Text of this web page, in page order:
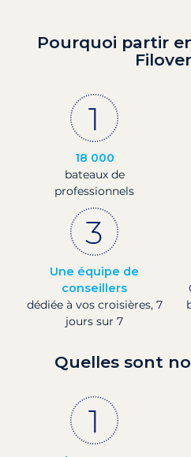
Pourquoi partir
18 000
bateaux de
professionnels
Une équipe de
conseillers
dédiée à vos croisières, 7
jours sur 7
Quelles sont